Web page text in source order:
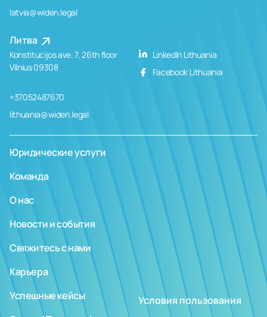
latvia@widen.legal
Литва
Konstitucijos ave. 7, 26th floor
Vilnius 09308
+37052487670
lithuania@widen.legal
LinkedIn Lithuania
Facebook Lithuania
Юридические услуги
Команда
О нас
Новости и события
Свяжитесь с нами
Карьера
Успешные кейсы
Условия пользования